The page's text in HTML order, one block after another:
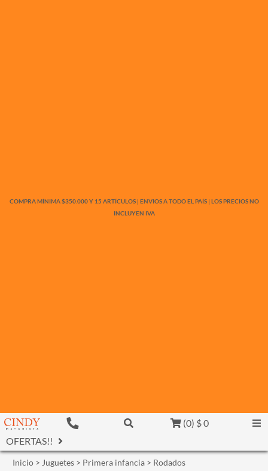
COMPRA MÍNIMA $350.000 Y 15 ARTÍCULOS | ENVIOS A TODO EL PAÍS | LOS PRECIOS NO
INCLUYEN IVA
(0) $ 0
OFERTAS!!
Inicio > Juguetes > Primera infancia > Rodados